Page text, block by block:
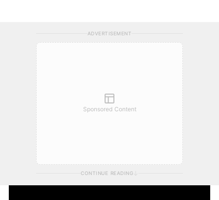
ADVERTISEMENT
Sponsored Content
CONTINUE READING